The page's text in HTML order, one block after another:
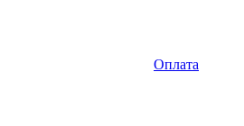
Оплата